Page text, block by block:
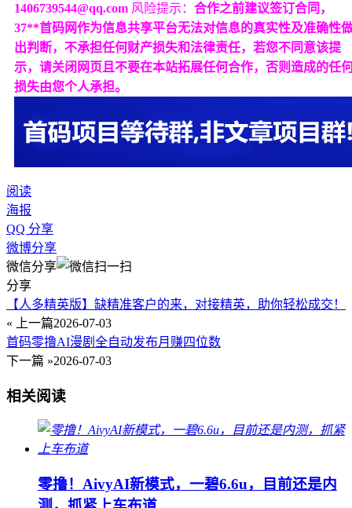
1406739544@qq.com 风险提示： 合作之前建议签订合同，
37**首码网作为信息共享平台无法对信息的真实性及准确性
出判断，不承担任何财产损失和法律责任，若您不同意该提
示，请关闭网页且不要在本站拓展任何合作，否则造成的任
损失由您个人承担。
阅读
海报
QQ 分享
微博分享
微信分享
分享
【人多精英版】缺精准客户的来，对接精英，助你轻松成交！
« 上一篇2026-07-03
首码零撸AI漫剧全自动发布月赚四位数
下一篇 »2026-07-03
相关阅读
零撸！AivyAI新模式，一碧6.6u，目前还是内